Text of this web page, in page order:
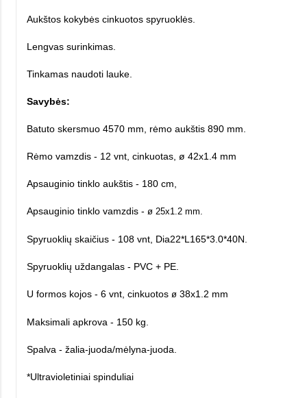
Aukštos kokybės cinkuotos spyruoklės.
Lengvas surinkimas.
Tinkamas naudoti lauke.
Savybės:
Batuto skersmuo 4570 mm, rėmo aukštis 890 mm.
Rėmo vamzdis - 12 vnt, cinkuotas, ø 42x1.4 mm
​Apsauginio tinklo aukštis - 180 cm,
Apsauginio tinklo vamzdis - ø 25x1.2 mm.
Spyruoklių skaičius - 108 vnt, Dia22*L165*3.0*40N.
Spyruoklių uždangalas - PVC + PE.
U formos kojos - 6 vnt, cinkuotos ø 38x1.2 mm
Maksimali apkrova - 150 kg.
Spalva - žalia-juoda/mėlyna-juoda.
*Ultravioletiniai spinduliai